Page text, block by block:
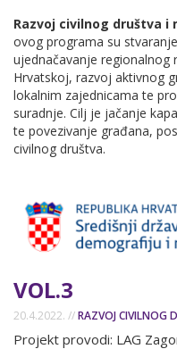
Razvoj civilnog društva
ovog programa su
ujednačavanje regionalnog
Hrvatskoj, razvoj aktivnog
lokalnim zajednicama te
suradnje. Cilj je jačanje
te povezivanje građana,
civilnog društva.
VOL.3
20.4.2022. //RAZVOJ CIVILNOG
Projekt provodi: LAG